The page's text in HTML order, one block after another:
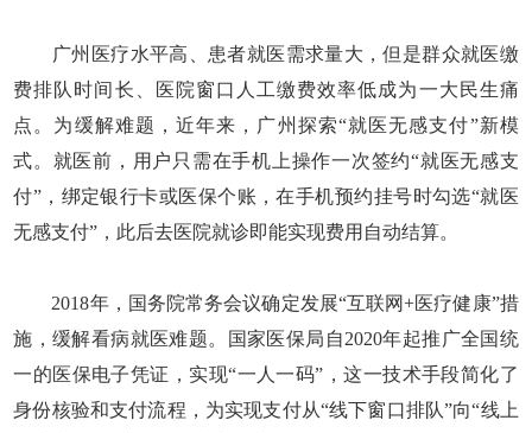
广州医疗水平高、患者就医需求量大，但是群众就医缴
费排队时间长、医院窗口人工缴费效率低成为一大民生痛
点。为缓解难题，近年来，广州探索“就医无感支付”新模
式。就医前，用户只需在手机上操作一次签约“就医无感支
付”，绑定银行卡或医保个账，在手机预约挂号时勾选“就医
无感支付”，此后去医院就诊即能实现费用自动结算。
2018年，国务院常务会议确定发展“互联网+医疗健康”措
施，缓解看病就医难题。国家医保局自2020年起推广全国统
一的医保电子凭证，实现“一人一码”，这一技术手段简化了
身份核验和支付流程，为实现支付从“线下窗口排队”向“线上